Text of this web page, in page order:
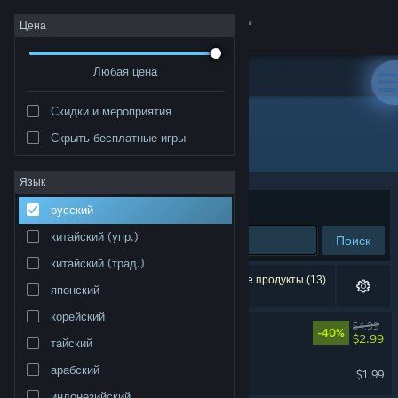
Войти
Сообщество
Информация
Поддержка
Изменить язык
Полная версия
Цена
Любая цена
Скидки и мероприятия
Скрыть бесплатные игры
Язык
русский
китайский (упр.)
китайский (трад.)
японский
корейский
тайский
арабский
Разработчик: Atlas V
Сортировать по
Поиск
Результатов по вашему запросу: 2. Некоторые продукты (13)
скрыты согласно вашим настройкам.
-40%
$4.99
$2.99
$1.99